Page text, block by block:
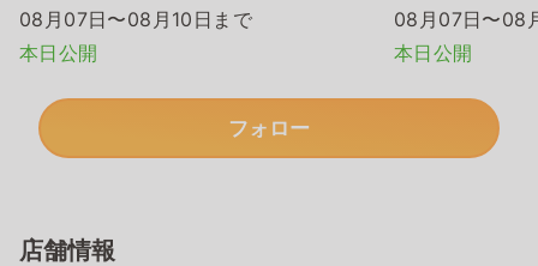
08月07日〜08月10日まで
本日公開
08月07日〜08
本日公開
フォロー
店舗情報